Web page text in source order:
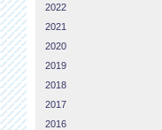
2022
2021
2020
2019
2018
2017
2016